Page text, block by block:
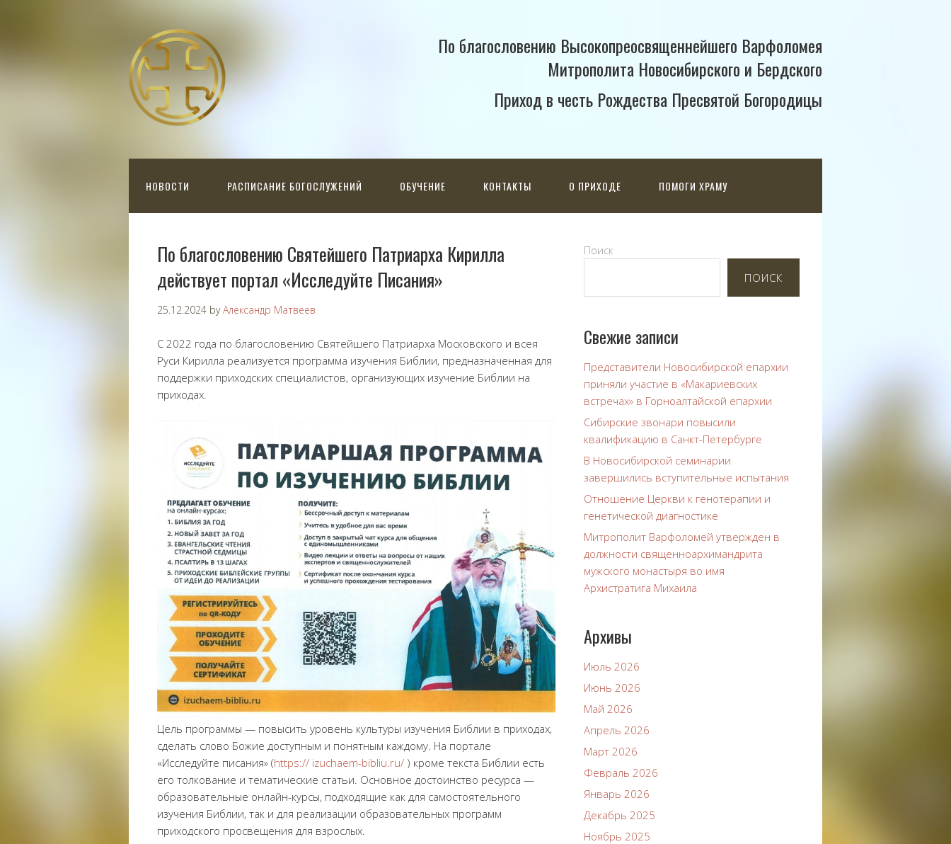
По благословению Высокопреосвященнейшего Варфоломея
Митрополита Новосибирского и Бердского
Приход в честь Рождества Пресвятой Богородицы
НОВОСТИ РАСПИСАНИЕ БОГОСЛУЖЕНИЙ ОБУЧЕНИЕ КОНТАКТЫ О ПРИХОДЕ ПОМОГИ ХРАМУ
По благословению Святейшего Патриарха Кирилла
действует портал «Исследуйте Писания»
25.12.2024 byАлександр Матвеев
С 2022 года по благословению Святейшего Патриарха Московского и всея
Руси Кирилла реализуется программа изучения Библии, предназначенная для
поддержки приходских специалистов, организующих изучение Библии на
приходах.
Цель программы — повысить уровень культуры изучения Библии в приходах,
сделать слово Божие доступным и понятным каждому. На портале
«Исследуйте писания» (https:// izuchaem-bibliu.ru/ ) кроме текста Библии есть
его толкование и тематические статьи. Основное достоинство ресурса —
образовательные онлайн-курсы, подходящие как для самостоятельного
изучения Библии, так и для реализации образовательных программ
приходского просвещения для взрослых.
Поиск
ПОИСК
Свежие записи
Представители Новосибирской епархии
приняли участие в «Макариевских
встречах» в Горноалтайской епархии
Сибирские звонари повысили
квалификацию в Санкт-Петербурге
В Новосибирской семинарии
завершились вступительные испытания
Отношение Церкви к генотерапии и
генетической диагностике
Митрополит Варфоломей утвержден в
должности священноархимандрита
мужского монастыря во имя
Архистратига Михаила
Архивы
Июль 2026
Июнь 2026
Май 2026
Апрель 2026
Март 2026
Февраль 2026
Январь 2026
Декабрь 2025
Ноябрь 2025